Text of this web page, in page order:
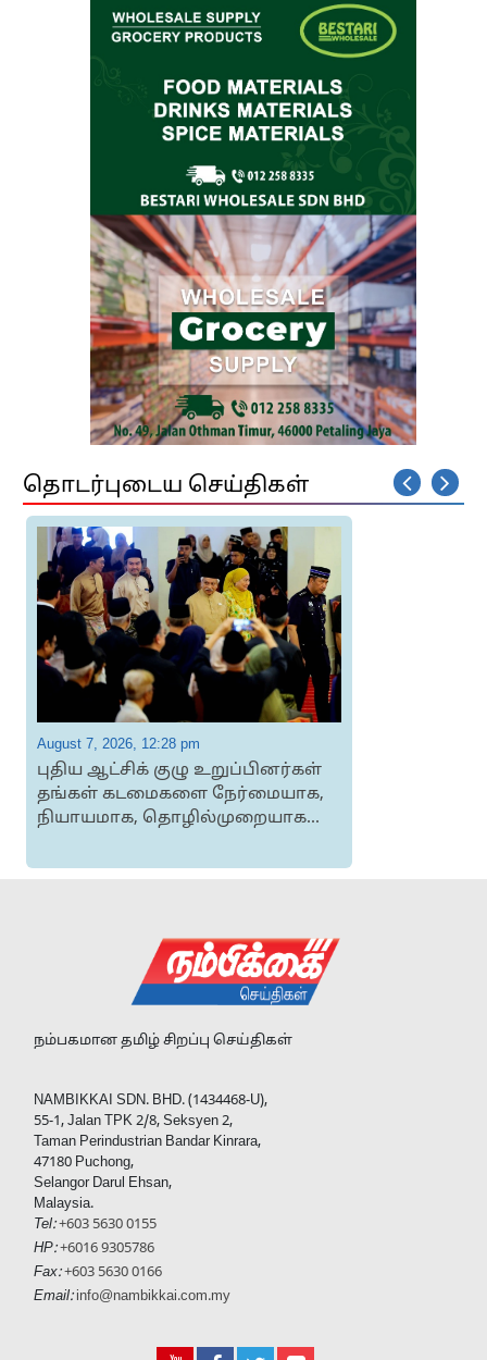
தொடர்புடைய செய்திகள்
August 7, 2026, 12:28 pm
புதிய ஆட்சிக் குழு உறுப்பினர்கள்
தங்கள் கடமைகளை நேர்மையாக,
நியாயமாக, தொழில்முறையாக...
நம்பகமான தமிழ் சிறப்பு செய்திகள்
NAMBIKKAI SDN. BHD. (1434468-U),
55-1, Jalan TPK 2/8, Seksyen 2,
Taman Perindustrian Bandar Kinrara,
47180 Puchong,
Selangor Darul Ehsan,
Malaysia.
Tel:+603 5630 0155
HP:+6016 9305786
Fax: +603 5630 0166
Email: info@nambikkai.com.my